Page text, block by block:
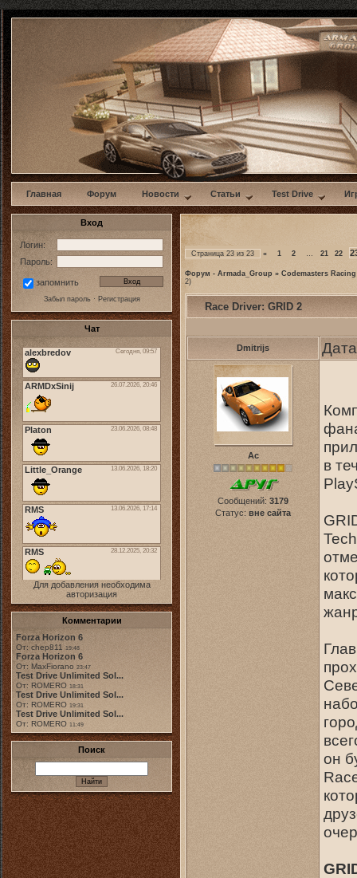
w
Главная Форум Новости Статьи Test Drive
Вход
Логин:
Пароль:
запомнить
Забыл пароль· Регистрация
Чат
Для добавления необходима
авторизация
Комментарии
Forza Horizon 6
От: chep811 19:48
Forza Horizon 6
От: MaxFiorano 23:47
Test Drive Unlimited Sol...
От: ROMERO 18:31
Test Drive Unlimited Sol...
От: ROMERO 19:31
Test Drive Unlimited Sol...
От: ROMERO 11:49
Поиск
Страница 23 из 23 « 1 2 … 21 22
Форум - Armada_Group » Codemasters Racing
2)
Race Driver: GRID 2
Dmitrijs
Ас
Сообщений: 3179
Статус: вне сайта
в
он